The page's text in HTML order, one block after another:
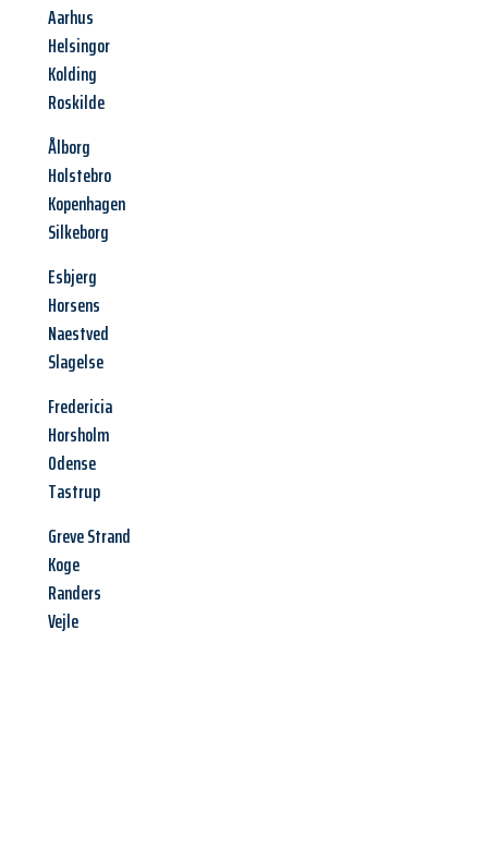
Aarhus
Helsingor
Kolding
Roskilde
Ålborg
Holstebro
Kopenhagen
Silkeborg
Esbjerg
Horsens
Naestved
Slagelse
Fredericia
Horsholm
Odense
Tastrup
Greve Strand
Koge
Randers
Vejle